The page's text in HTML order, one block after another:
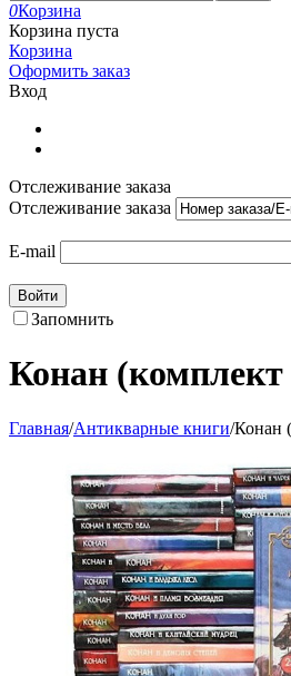
0Корзина
Корзина пуста
Корзина
Оформить заказ
Вход
Отслеживание заказа
Отслеживание заказа
E-mail
Войти
Запомнить
Конан (комплект
Главная/Антикварные книги/Конан